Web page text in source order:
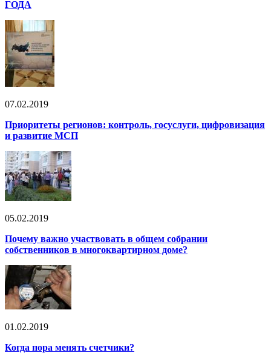
ГОДА
07.02.2019
Приоритеты регионов: контроль, госуслуги, цифровизация
и развитие МСП
05.02.2019
Почему важно участвовать в общем собрании
собственников в многоквартирном доме?
01.02.2019
Когда пора менять счетчики?